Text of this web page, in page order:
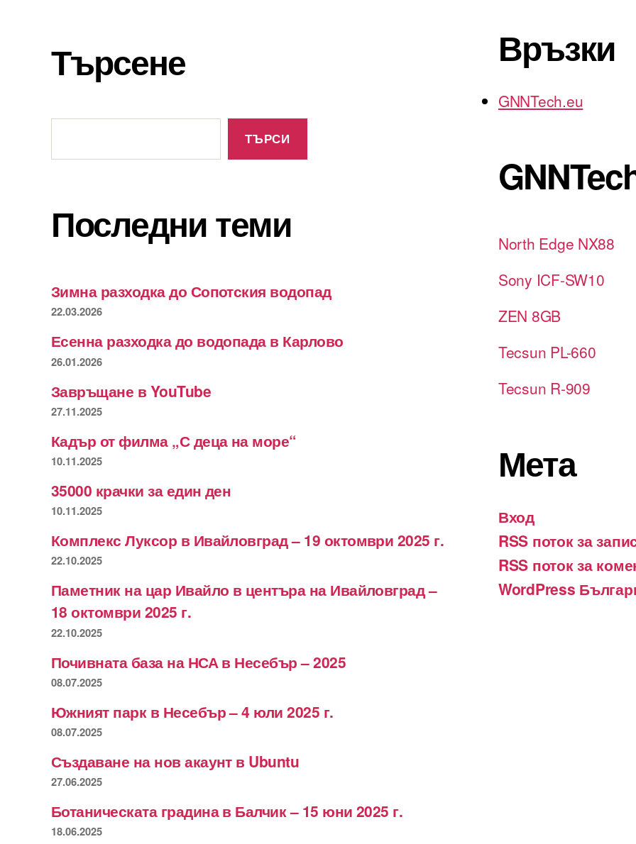
Търсене
ТЪРСИ
Последни теми
Зимна разходка до Сопотския водопад
22.03.2026
Есенна разходка до водопада в Карлово
26.01.2026
Завръщане в YouTube
27.11.2025
Кадър от филма „С деца на море“
10.11.2025
35000 крачки за един ден
10.11.2025
Комплекс Луксор в Ивайловград – 19 октомври 2025 г.
22.10.2025
Паметник на цар Ивайло в центъра на Ивайловград –
18 октомври 2025 г.
22.10.2025
Почивната база на НСА в Несебър – 2025
08.07.2025
Южният парк в Несебър – 4 юли 2025 г.
08.07.2025
Създаване на нов акаунт в Ubuntu
27.06.2025
Ботаническата градина в Балчик – 15 юни 2025 г.
18.06.2025
Връзки
GNNTech.eu
North Edge NX88
Sony ICF-SW10
ZEN 8GB
Tecsun PL-660
Tecsun R-909
Мета
Вход
RSS поток за
RSS поток за
WordPress